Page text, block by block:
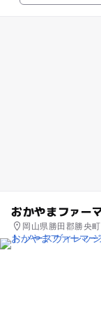
おかやまファー
岡山県勝田郡勝央
ご狩り, アスレチッ